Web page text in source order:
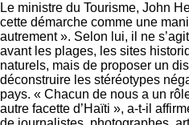
Le ministre du Tourisme, John
cette démarche comme une
autrement ». Selon lui, il ne
avant les plages, les sites
naturels, mais de proposer un
déconstruire les stéréotypes
pays. « Chacun de nous a un
autre facette d’Haïti », a-t-il